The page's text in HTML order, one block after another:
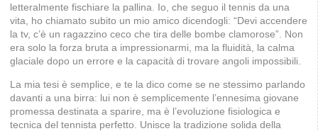
letteralmente fischiare la pallina. Io, che seguo il tennis da una
vita, ho chiamato subito un mio amico dicendogli: “Devi accendere
la tv, c’è un ragazzino ceco che tira delle bombe clamorose”. Non
era solo la forza bruta a impressionarmi, ma la fluidità, la calma
glaciale dopo un errore e la capacità di trovare angoli impossibili.
La mia tesi è semplice, e te la dico come se ne stessimo parlando
davanti a una birra: lui non è semplicemente l’ennesima giovane
promessa destinata a sparire, ma è l’evoluzione fisiologica e
tecnica del tennista perfetto. Unisce la tradizione solida della